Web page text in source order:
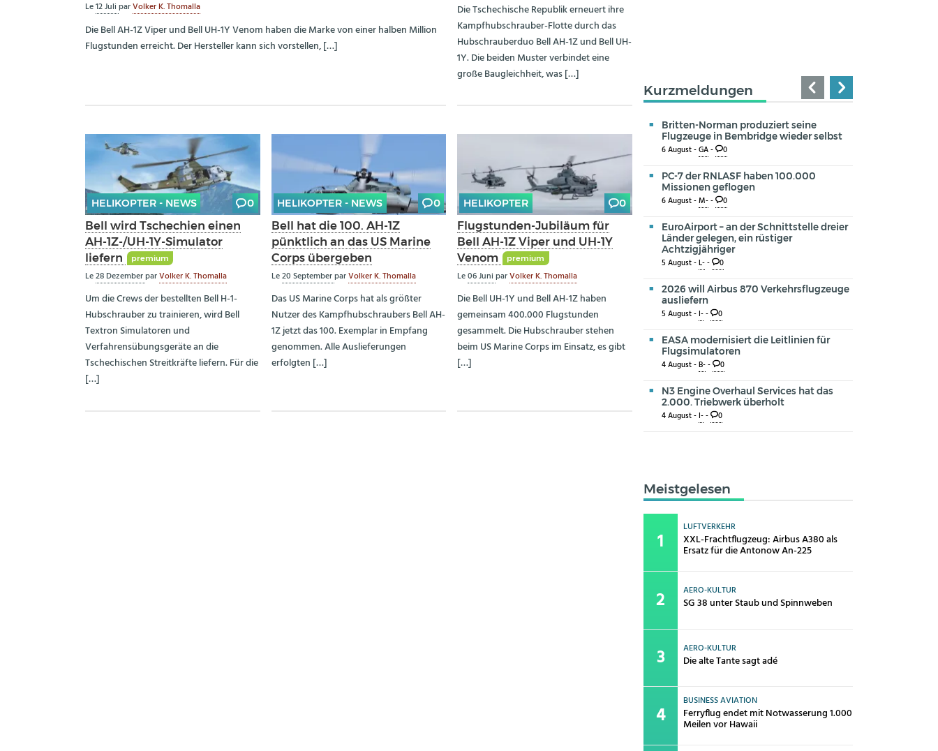
Le12 Juli parVolker K. Thomalla
Die Bell AH-1Z Viper und Bell UH-1Y Venom haben die Marke von einer halben Million
Flugstunden erreicht. Der Hersteller kann sich vorstellen, […]
Die Tschechische Republik erneuert ihre
Kampfhubschrauber-Flotte durch das
Hubschrauberduo Bell AH-1Z und Bell UH-
1Y. Die beiden Muster verbindet eine
große Baugleichheit, was […]
HELIKOPTER - NEWS 0
Bell wird Tschechien einen
AH-1Z-/UH-1Y-Simulator
liefern
premium
Le28 DezemberparVolker K. Thomalla
Um die Crews der bestellten Bell H-1-
Hubschrauber zu trainieren, wird Bell
Textron Simulatoren und
Verfahrensübungsgeräte an die
Tschechischen Streitkräfte liefern. Für die
[…]
HELIKOPTER - NEWS 0
Bell hat die 100. AH-1Z
pünktlich an das US Marine
Corps übergeben
Le20 SeptemberparVolker K. Thomalla
Das US Marine Corps hat als größter
Nutzer des Kampfhubschraubers Bell AH-
1Z jetzt das 100. Exemplar in Empfang
genommen. Alle Auslieferungen
erfolgten […]
HELIKOPTER 0
Flugstunden-Jubiläum für
Bell AH-1Z Viper und UH-1Y
Venom
premium
Le06 JuniparVolker K. Thomalla
Die Bell UH-1Y und Bell AH-1Z haben
gemeinsam 400.000 Flugstunden
gesammelt. Die Hubschrauber stehen
beim US Marine Corps im Einsatz, es gibt
[…]
Kurzmeldungen
Britten-Norman produziert seine
Flugzeuge in Bembridge wieder selbst
6 August -GA- 0
PC-7 der RNLASF haben 100.000
Missionen geflogen
6 August -M-- 0
EuroAirport – an der Schnittstelle dreier
Länder gelegen, ein rüstiger
Achtzigjähriger
5 August -L-- 0
2026 will Airbus 870 Verkehrsflugzeuge
ausliefern
5 August -I-- 0
EASA modernisiert die Leitlinien für
Flugsimulatoren
4 August -B-- 0
N3 Engine Overhaul Services hat das
2.000. Triebwerk überholt
4 August -I-- 0
Meistgelesen
LUFTVERKEHR
XXL-Frachtflugzeug: Airbus A380 als
Ersatz für die Antonow An-225
AERO-KULTUR
SG 38 unter Staub und Spinnweben
AERO-KULTUR
Die alte Tante sagt adé
BUSINESS AVIATION
Ferryflug endet mit Notwasserung 1.000
Meilen vor Hawaii